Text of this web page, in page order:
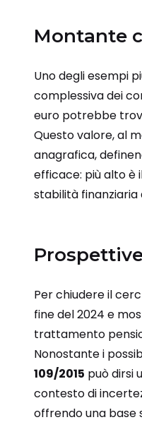
Montante
Uno degli esempi
complessiva dei
euro potrebbe
Questo valore, al
anagrafica,
efficace: più alto è
stabilità finanziaria
Per chiudere il
fine del 2024 e
trattamento
Nonostante i
109/2015 può dirsi
contesto di
offrendo una base